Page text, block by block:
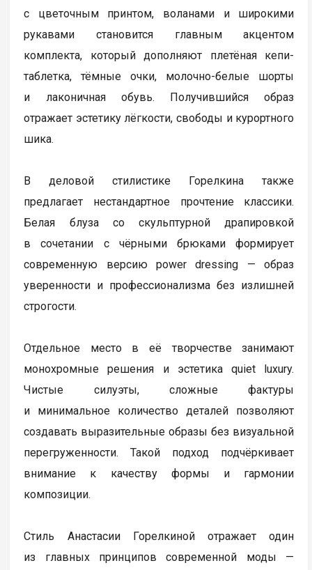
с цветочным принтом, воланами и широкими
рукавами становится главным акцентом
комплекта, который дополняют плетёная кепи-
таблетка, тёмные очки, молочно-белые шорты
и лаконичная обувь. Получившийся образ
отражает эстетику лёгкости, свободы и курортного
шика.
В деловой стилистике Горелкина также
предлагает нестандартное прочтение классики.
Белая блуза со скульптурной драпировкой
в сочетании с чёрными брюками формирует
современную версию power dressing — образ
уверенности и профессионализма без излишней
строгости.
Отдельное место в её творчестве занимают
монохромные решения и эстетика quiet luxury.
Чистые силуэты, сложные фактуры
и минимальное количество деталей позволяют
создавать выразительные образы без визуальной
перегруженности. Такой подход подчёркивает
внимание к качеству формы и гармонии
композиции.
Стиль Анастасии Горелкиной отражает один
из главных принципов современной моды —